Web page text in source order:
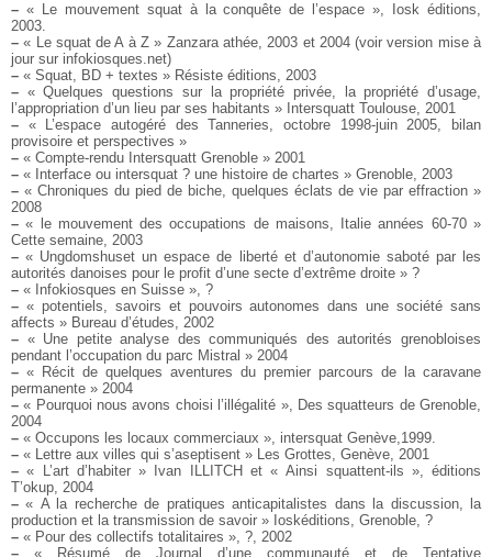
– « Le mouvement squat à la conquête de l’espace », Iosk éditions,
2003.
– « Le squat de A à Z » Zanzara athée, 2003 et 2004 (voir version mise à
jour sur infokiosques.net)
– « Squat, BD + textes » Résiste éditions, 2003
– « Quelques questions sur la propriété privée, la propriété d’usage,
l’appropriation d’un lieu par ses habitants » Intersquatt Toulouse, 2001
– « L’espace autogéré des Tanneries, octobre 1998-juin 2005, bilan
provisoire et perspectives »
– « Compte-rendu Intersquatt Grenoble » 2001
– « Interface ou intersquat ? une histoire de chartes » Grenoble, 2003
– « Chroniques du pied de biche, quelques éclats de vie par effraction »
2008
– « le mouvement des occupations de maisons, Italie années 60-70 »
Cette semaine, 2003
– « Ungdomshuset un espace de liberté et d’autonomie saboté par les
autorités danoises pour le profit d’une secte d’extrême droite » ?
– « Infokiosques en Suisse », ?
– « potentiels, savoirs et pouvoirs autonomes dans une société sans
affects » Bureau d’études, 2002
– « Une petite analyse des communiqués des autorités grenobloises
pendant l’occupation du parc Mistral » 2004
– « Récit de quelques aventures du premier parcours de la caravane
permanente » 2004
– « Pourquoi nous avons choisi l’illégalité », Des squatteurs de Grenoble,
2004
– « Occupons les locaux commerciaux », intersquat Genève,1999.
– « Lettre aux villes qui s’aseptisent » Les Grottes, Genève, 2001
– « L’art d’habiter » Ivan ILLITCH et « Ainsi squattent-ils », éditions
T’okup, 2004
– « A la recherche de pratiques anticapitalistes dans la discussion, la
production et la transmission de savoir » Ioskéditions, Grenoble, ?
– « Pour des collectifs totalitaires », ?, 2002
– « Résumé de Journal d’une communauté et de Tentative